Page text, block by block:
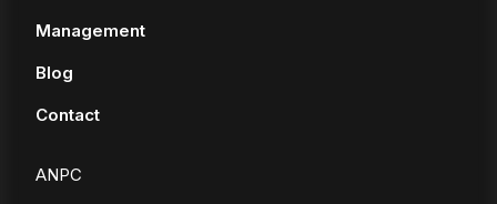
Management
Blog
Contact
ANPC